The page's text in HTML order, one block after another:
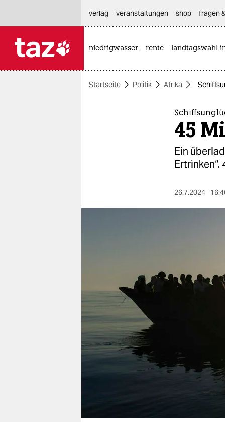
themen
verlag
verlag
veranstaltungen
shop
fragen & hilfe
verlag
veranstaltungen shop fragen
niedrigwasser rente landtagswahl
Startseite Politik Afrika
45
Ein
Ertrinken“.
26.7.2024